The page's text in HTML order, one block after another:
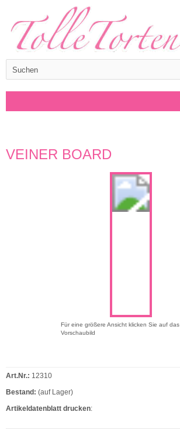
VEINER BOARD
Für eine größere Ansicht klicken Sie auf das
Vorschaubild
Art.Nr.: 12310
Bestand: (auf Lager)
Artikeldatenblatt drucken: